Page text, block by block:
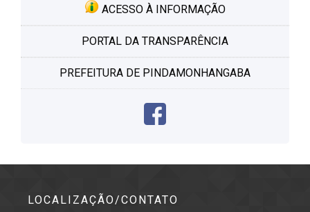
ACESSO À INFORMAÇÃO
PORTAL DA TRANSPARÊNCIA
PREFEITURA DE PINDAMONHANGABA
LOCALIZAÇÃO/CONTATO